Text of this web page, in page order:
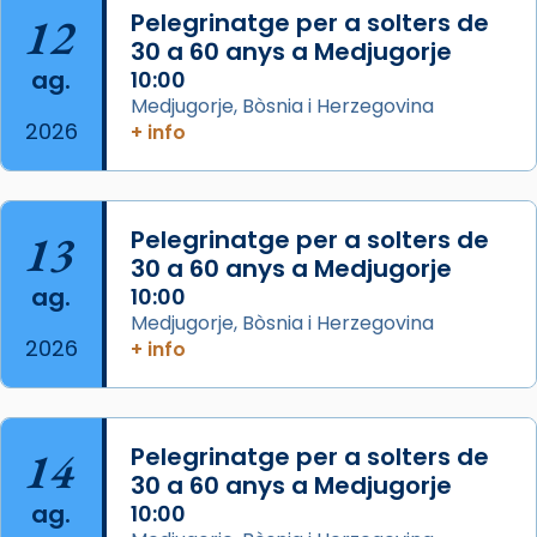
concelebrat el bisbe auxiliar de Barcelona,
Mons. David Abadías.
📸 Dr. G. Simón
Photo
View on Facebook · Share
Arquebisbat de Barcelona
2 weeks ago
Memòria de les santes Juliana i
Semproniana, verges i màrtirs.
Semproniana (“relatiu a Semprònia =
eterna”) són deixebles seves. I l’any 1667, el
frare Joan Gaspar Roig, afirma en una obra
12
ag.
2026
Pelegrinatge per a solters de
30 a 60 anys a Medjugorje
10:00
Medjugorje, Bòsnia i Herzegovina
+ info
13
ag.
2026
Pelegrinatge per a solters de
30 a 60 anys a Medjugorje
10:00
Medjugorje, Bòsnia i Herzegovina
+ info
14
ag.
Pelegrinatge per a solters de
30 a 60 anys a Medjugorje
10:00